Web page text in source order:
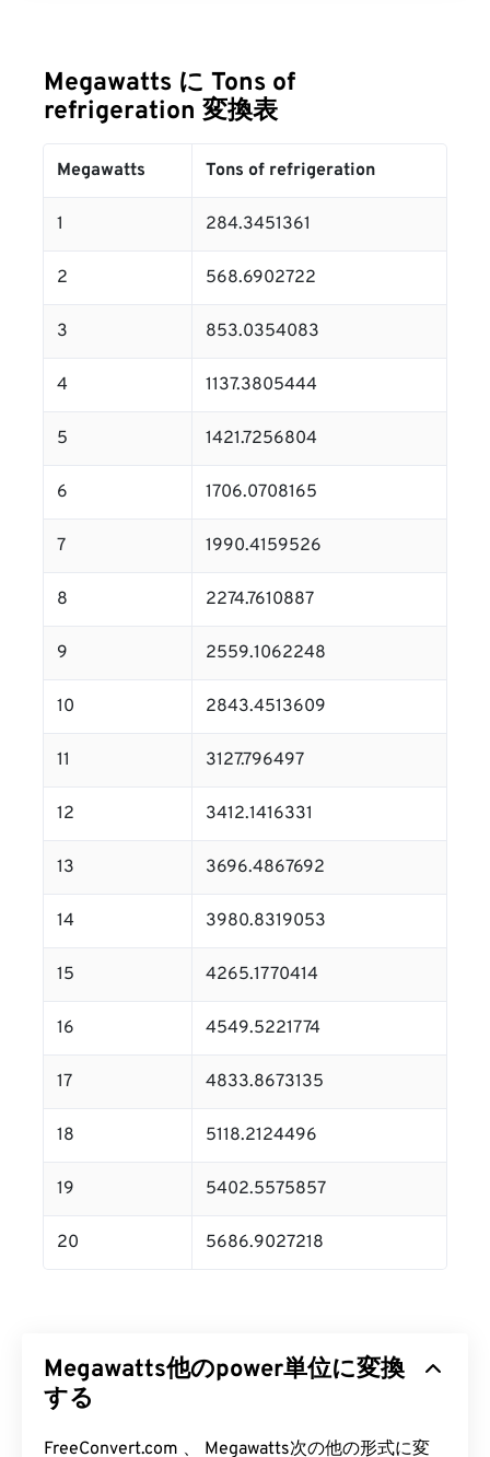
Megawatts に Tons of
refrigeration 変換表
Megawatts Tons of refrigeration
1 284.3451361
2 568.6902722
3 853.0354083
4 1137.3805444
5 1421.7256804
6 1706.0708165
7 1990.4159526
8 2274.7610887
9 2559.1062248
10 2843.4513609
11 3127.796497
12 3412.1416331
13 3696.4867692
14 3980.8319053
15 4265.1770414
16 4549.5221774
17 4833.8673135
18 5118.2124496
19 5402.5575857
20 5686.9027218
Megawatts他のpower単位に変換
する
FreeConvert.com 、 Megawatts次の他の形式に変